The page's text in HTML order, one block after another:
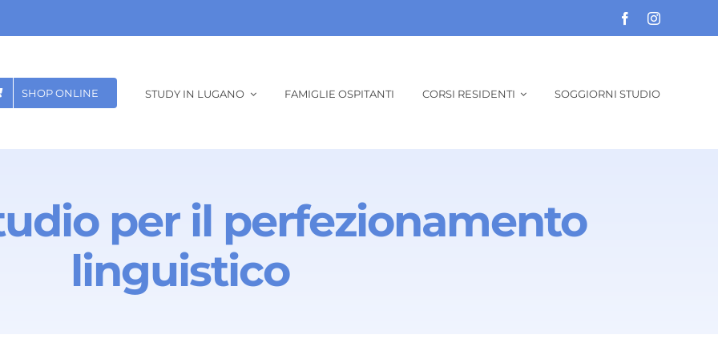
SHOP ONLINE STUDY IN LUGANO FAMIGLIE OSPITANTI CORSI RESIDENTI SOGGIORNI STUDIO
per il perfezionamento
linguistico